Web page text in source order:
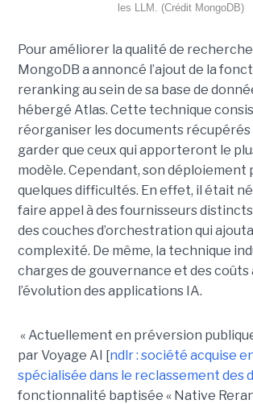
les LLM. (Crédit MongoDB)
Pour améliorer la qualité de recherche
MongoDB a annoncé l’ajout de la
reranking au sein de sa base de
hébergé Atlas. Cette technique
réorganiser les documents récupérés
garder que ceux qui apporteront le
modèle. Cependant, son déploiement
quelques difficultés. En effet, il était
faire appel à des fournisseurs distincts
des couches d’orchestration qui
complexité. De même, la technique
charges de gouvernance et des coûts
l’évolution des applications IA.
« Actuellement en préversion
par Voyage AI [ndlr : société acquise
spécialisée dans le reclassement des
fonctionnalité baptisée « Native